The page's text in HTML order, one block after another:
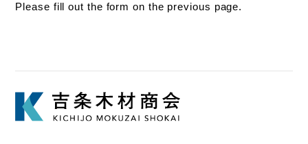
Please fill out the form on the previous page.